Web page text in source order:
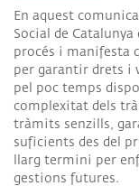
En aquest
Social de Catalunya
procés i manifesta
per garantir drets i
pel poc temps
complexitat dels
tràmits senzills,
suficients des del
llarg termini per
gestions futures.